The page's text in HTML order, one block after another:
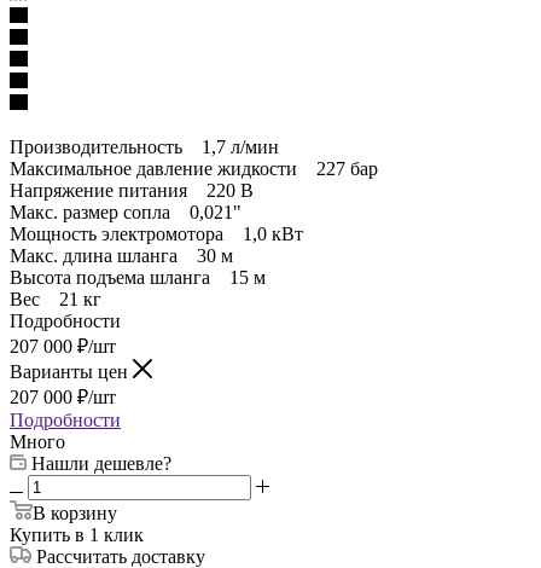
Производительность 1,7 л/мин
Максимальное давление жидкости 227 бар
Напряжение питания 220 В
Макс. размер сопла 0,021"
Мощность электромотора 1,0 кВт
Макс. длина шланга 30 м
Высота подъема шланга 15 м
Вес 21 кг
Подробности
207 000 ₽/шт
Варианты цен
207 000 ₽/шт
Подробности
Много
Нашли дешевле?
В корзину
Купить в 1 клик
Рассчитать доставку